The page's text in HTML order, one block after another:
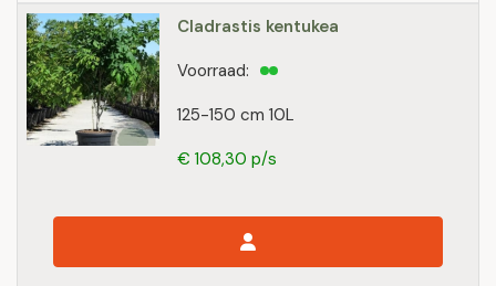
Cladrastis kentukea
125-150 cm 10L
Voorraad:
€ 108,30 p/s